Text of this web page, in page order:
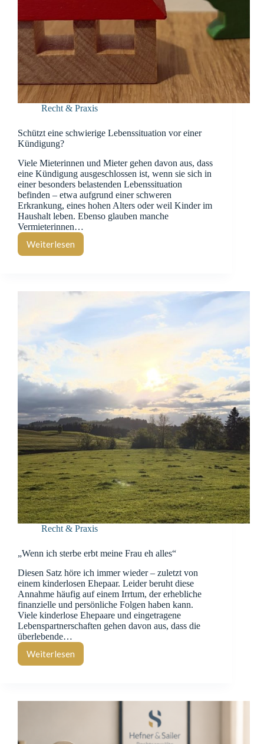
Recht & Praxis
Schützt eine schwierige Lebenssituation vor einer
Kündigung?
Viele Mieterinnen und Mieter gehen davon aus, dass
eine Kündigung ausgeschlossen ist, wenn sie sich in
einer besonders belastenden Lebenssituation
befinden – etwa aufgrund einer schweren
Erkrankung, eines hohen Alters oder weil Kinder im
Haushalt leben. Ebenso glauben manche
Vermieterinnen…
Weiterlesen
Schützt
eine
vor
Kündigung?
Recht & Praxis
„Wenn ich sterbe erbt meine Frau eh alles“
Diesen Satz höre ich immer wieder – zuletzt von
einem kinderlosen Ehepaar. Leider beruht diese
Annahme häufig auf einem Irrtum, der erhebliche
finanzielle und persönliche Folgen haben kann.
Viele kinderlose Ehepaare und eingetragene
Lebenspartnerschaften gehen davon aus, dass die
überlebende…
Weiterlesen
„Wenn
ich
meine